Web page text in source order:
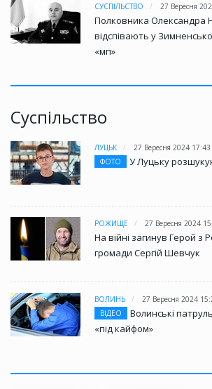
СУСПІЛЬСТВО 27 Вересня
Полковника Олександра
відспівають у
«мп»
Суспільство
ЛУЦЬК
27 Вересня 2024 17:43
ФОТО
У Луцьку
РОЖИЩЕ 27 Вересня 2024
На війні загинув Герой з
громади Сергій Шевчук
ВОЛИНЬ
27 Вересня 2024
ВІДЕО
Волинські
«під кайфом»